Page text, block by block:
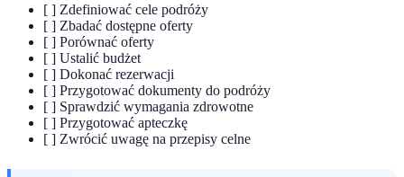
[ ] Zdefiniować cele podróży
[ ] Zbadać dostępne oferty
[ ] Porównać oferty
[ ] Ustalić budżet
[ ] Dokonać rezerwacji
[ ] Przygotować dokumenty do podróży
[ ] Sprawdzić wymagania zdrowotne
[ ] Przygotować apteczkę
[ ] Zwrócić uwagę na przepisy celne